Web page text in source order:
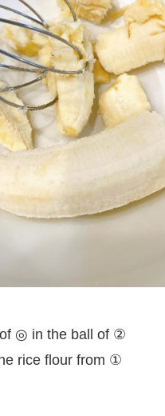
◎ in the ball of ②
rice flour from ①